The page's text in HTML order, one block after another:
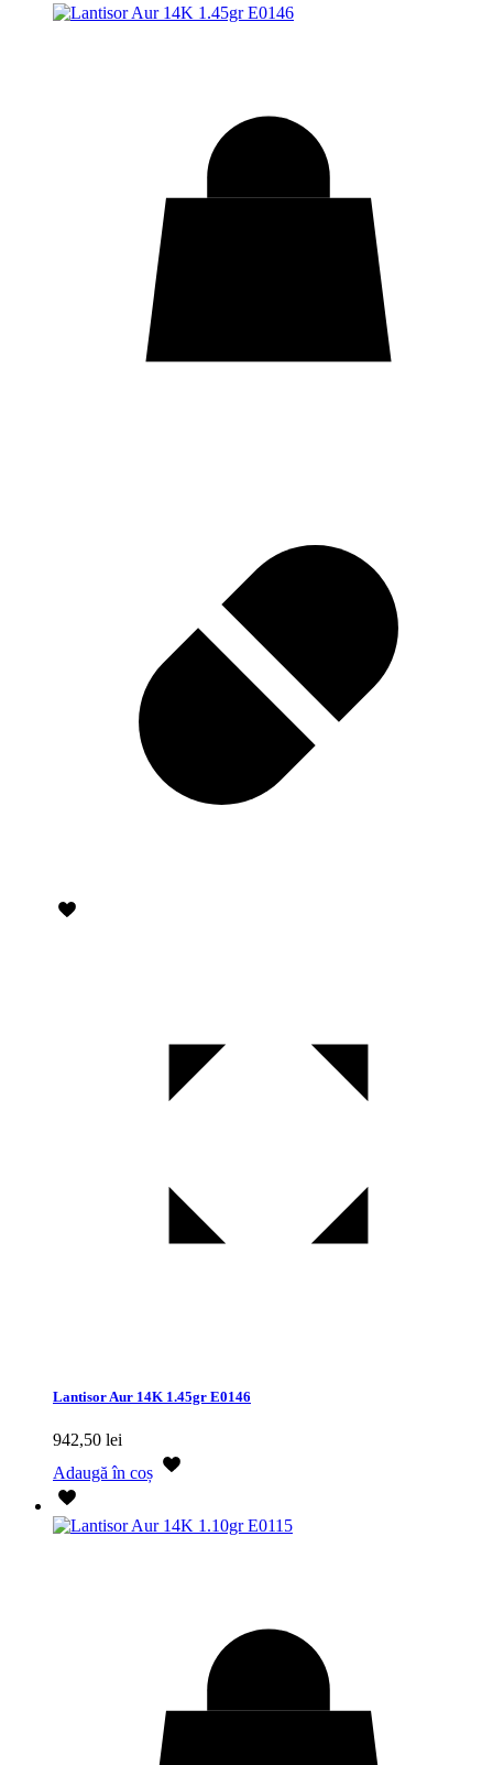
Lantisor Aur 14K 1.45gr E0146
942,50 lei
Adaugă în coș